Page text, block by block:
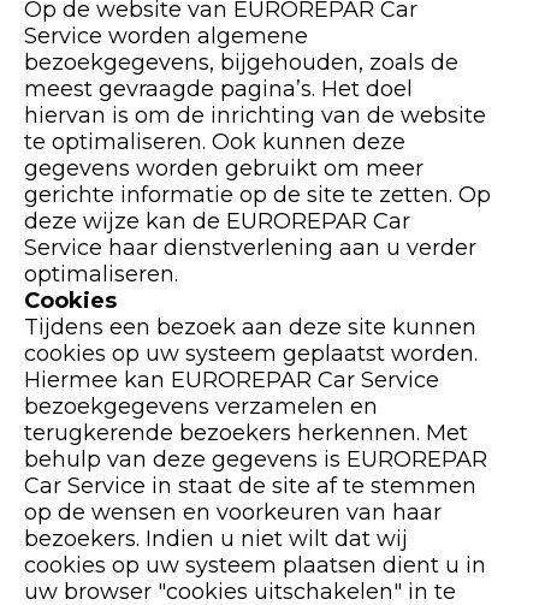
Op de website van EUROREPAR Car
Service worden algemene
bezoekgegevens, bijgehouden, zoals de
meest gevraagde pagina’s. Het doel
hiervan is om de inrichting van de website
te optimaliseren. Ook kunnen deze
gegevens worden gebruikt om meer
gerichte informatie op de site te zetten. Op
deze wijze kan de EUROREPAR Car
Service haar dienstverlening aan u verder
optimaliseren.
Cookies
Tijdens een bezoek aan deze site kunnen
cookies op uw systeem geplaatst worden.
Hiermee kan EUROREPAR Car Service
bezoekgegevens verzamelen en
terugkerende bezoekers herkennen. Met
behulp van deze gegevens is EUROREPAR
Car Service in staat de site af te stemmen
op de wensen en voorkeuren van haar
bezoekers. Indien u niet wilt dat wij
cookies op uw systeem plaatsen dient u in
uw browser "cookies uitschakelen" in te